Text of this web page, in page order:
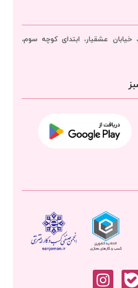
عشقیار، ابتدای کوچه سوم،